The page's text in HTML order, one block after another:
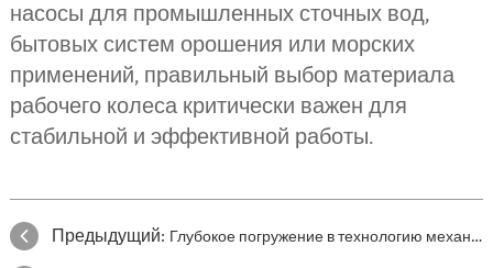
насосы для промышленных сточных вод,
бытовых систем орошения или морских
применений, правильный выбор материала
рабочего колеса критически важен для
стабильной и эффективной работы.
Предыдущий: Глубокое погружение в технологию механических уплотнений